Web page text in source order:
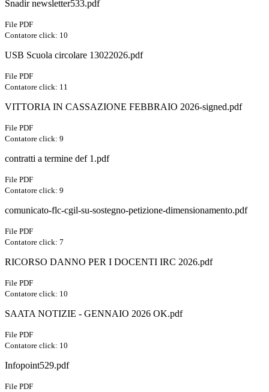
Snadir newsletter533.pdf
File PDF
Contatore click: 10
USB Scuola circolare 13022026.pdf
File PDF
Contatore click: 11
VITTORIA IN CASSAZIONE FEBBRAIO 2026-signed.pdf
File PDF
Contatore click: 9
contratti a termine def 1.pdf
File PDF
Contatore click: 9
comunicato-flc-cgil-su-sostegno-petizione-dimensionamento.pdf
File PDF
Contatore click: 7
RICORSO DANNO PER I DOCENTI IRC 2026.pdf
File PDF
Contatore click: 10
SAATA NOTIZIE - GENNAIO 2026 OK.pdf
File PDF
Contatore click: 10
Infopoint529.pdf
File PDF